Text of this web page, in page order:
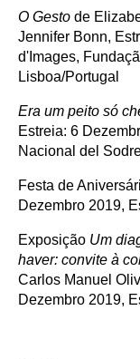
O Gesto de
Jennifer Bonn,
d'Images,
Lisboa/Portugal
Era um peito só
Estreia: 6
Nacional del
Festa de
Dezembro 2019,
Exposição Um
haver: convite à
Carlos Manuel
Dezembro 2019,